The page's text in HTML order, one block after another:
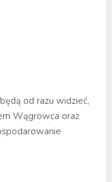
od razu widzieć,
Wągrowca oraz